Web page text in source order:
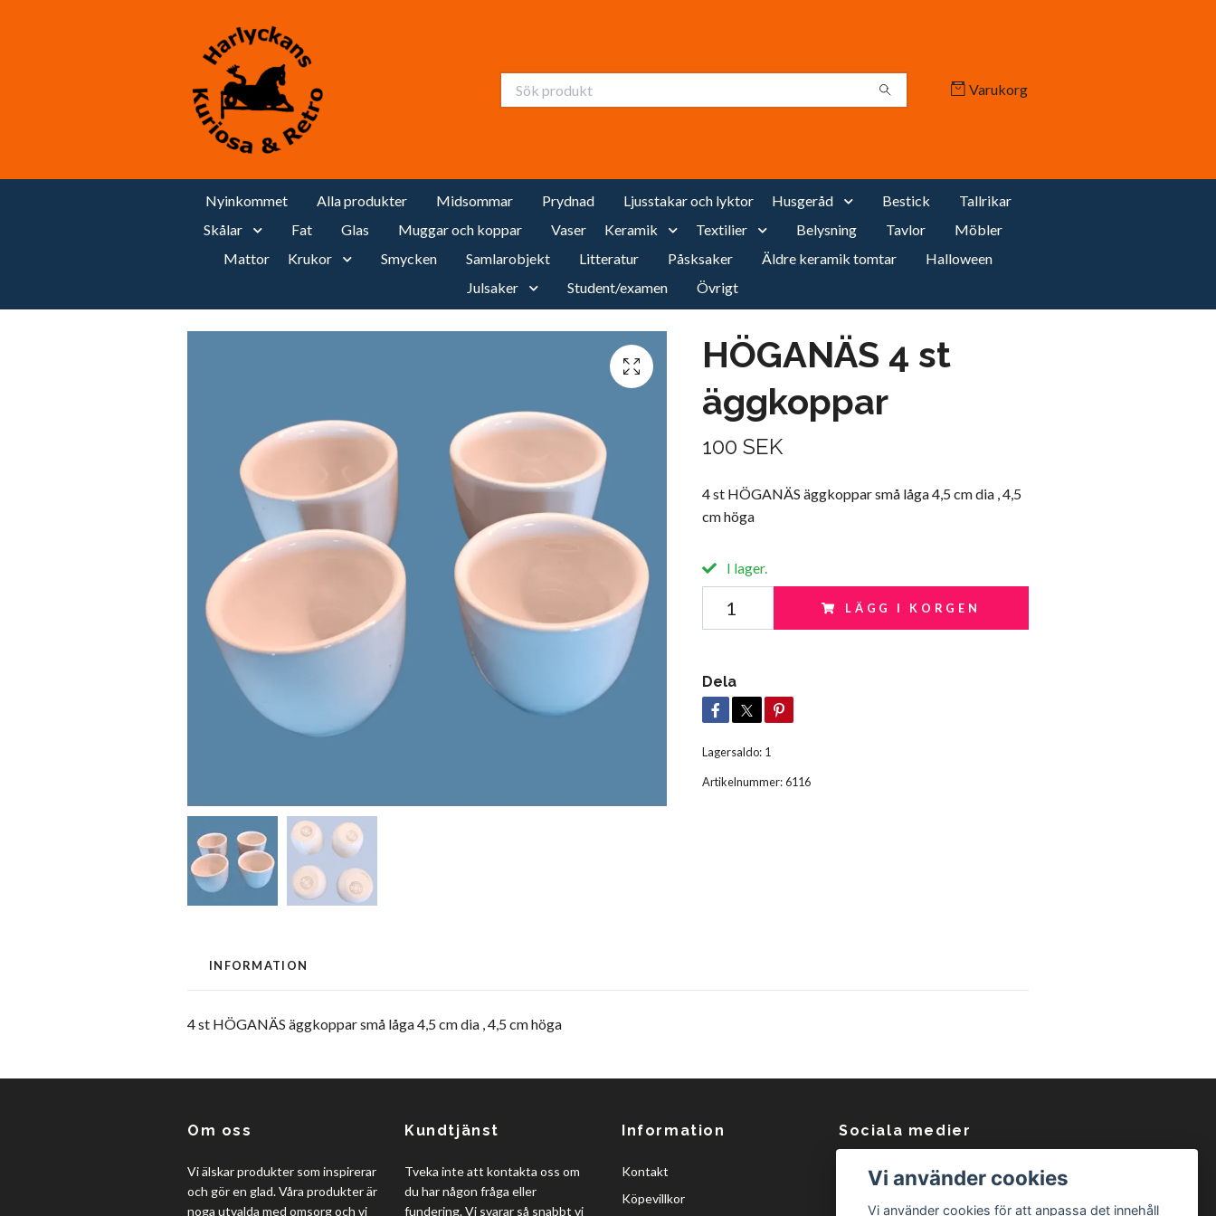
Varukorg
Nyinkommet Alla produkter Midsommar Prydnad Ljusstakar och lyktor Husgeråd Bestick
Tallrikar
Skålar
Fat Glas Muggar och koppar Vaser Keramik Textilier Belysning Tavlor
Möbler
Mattor
Krukor Smycken Samlarobjekt Litteratur Påsksaker Äldre keramik tomtar
Halloween
Julsaker
Student/examen Övrigt
HÖGANÄS 4 st
äggkoppar
100 SEK
4 st HÖGANÄS äggkoppar små låga 4,5 cm dia , 4,5
cm höga
I lager.
LÄGG I KORGEN
Dela
Lagersaldo: 1
Artikelnummer:6116
INFORMATION
4 st HÖGANÄS äggkoppar små låga 4,5 cm dia , 4,5 cm höga
Om oss
Vi älskar produkter som inspirerar
och gör en glad. Våra produkter är
noga utvalda med omsorg och vi
Kundtjänst
Tveka inte att kontakta oss om
du har någon fråga eller
fundering. Vi svarar så snabbt vi
Information
Kontakt
Köpevillkor
Sociala medier
Facebook
Vi använder cookies
Vi använder cookies för att anpassa det innehåll